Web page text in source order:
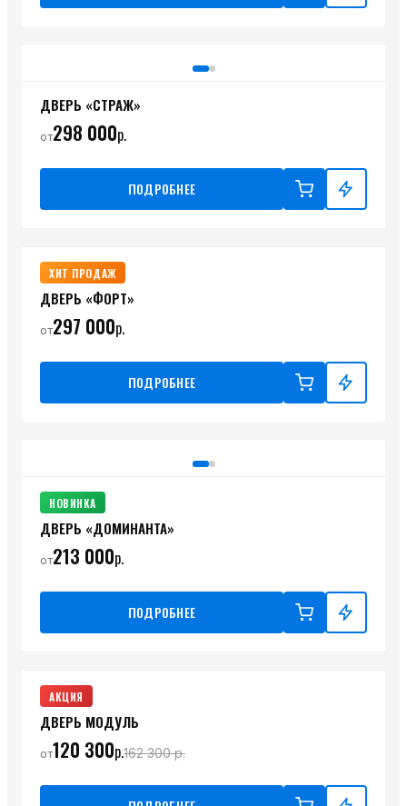
ДВЕРЬ «СТРАЖ»
от298 000р.
ПОДРОБНЕЕ
ХИТ ПРОДАЖ
ДВЕРЬ «ФОРТ»
от297 000р.
ПОДРОБНЕЕ
НОВИНКА
ДВЕРЬ «ДОМИНАНТА»
от213 000р.
ПОДРОБНЕЕ
АКЦИЯ
ДВЕРЬ МОДУЛЬ
от120 300р.162 300р.